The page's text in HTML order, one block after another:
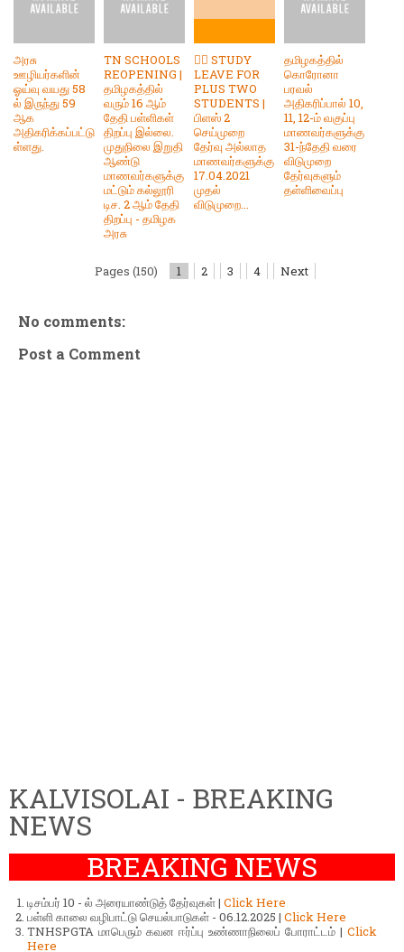
அரசு
ஊழியர்களின்
ஓய்வு வயது 58
ல் இருந்து 59
ஆக
அதிகரிக்கப்பட்டு
ள்ளது.
TN SCHOOLS
REOPENING |
தமிழகத்தில்
வரும் 16 ஆம்
தேதி பள்ளிகள்
திறப்பு இல்லை.
முதுநிலை இறுதி
ஆண்டு
மாணவர்களுக்கு
மட்டும் கல்லூரி
டிச. 2 ஆம் தேதி
திறப்பு - தமிழக
அரசு
🤷‍♂️ STUDY
LEAVE FOR
PLUS TWO
STUDENTS |
பிளஸ் 2
செய்முறை
தேர்வு அல்லாத
மாணவர்களுக்கு
17.04.2021
முதல்
விடுமுறை...
தமிழகத்தில்
கொரோனா
பரவல்
அதிகரிப்பால் 10,
11, 12-ம் வகுப்பு
மாணவர்களுக்கு
31-ந்தேதி வரை
விடுமுறை
தேர்வுகளும்
தள்ளிவைப்பு
Pages (150) 1 2 3 4 Next
No comments:
Post a Comment
KALVISOLAI - BREAKING
NEWS
BREAKING NEWS
டிசம்பர் 10 - ல் அரையாண்டுத் தேர்வுகள் | Click Here
பள்ளி காலை வழிபாட்டு செயல்பாடுகள் - 06.12.2025 | Click Here
TNHSPGTA மாபெரும் கவன ஈர்ப்பு உண்ணாநிலைப் போராட்டம் | Click
Here